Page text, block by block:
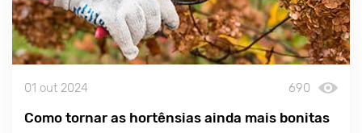
01 out 2024 690
Como tornar as hortênsias ainda mais bonitas